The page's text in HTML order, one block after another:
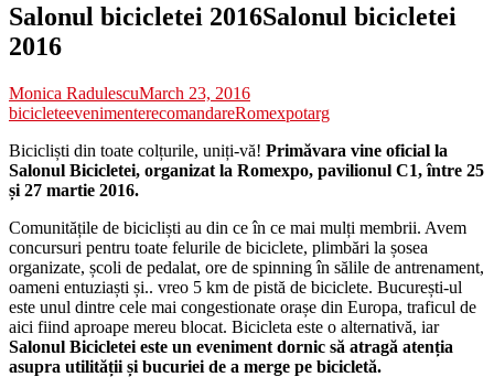
Salonul bicicletei 2016Salonul bicicletei
2016
Monica RadulescuMarch 23, 2016
bicicleteevenimenterecomandareRomexpotarg
Bicicliști din toate colțurile, uniți-vă! Primăvara vine oficial la
Salonul Bicicletei, organizat la Romexpo, pavilionul C1, între 25
și 27 martie 2016.
Comunitățile de bicicliști au din ce în ce mai mulți membrii. Avem
concursuri pentru toate felurile de biciclete, plimbări la șosea
organizate, școli de pedalat, ore de spinning în sălile de antrenament,
oameni entuziaști și.. vreo 5 km de pistă de biciclete. București-ul
este unul dintre cele mai congestionate orașe din Europa, traficul de
aici fiind aproape mereu blocat. Bicicleta este o alternativă, iar
Salonul Bicicletei este un eveniment dornic să atragă atenția
asupra utilității și bucuriei de a merge pe bicicletă.